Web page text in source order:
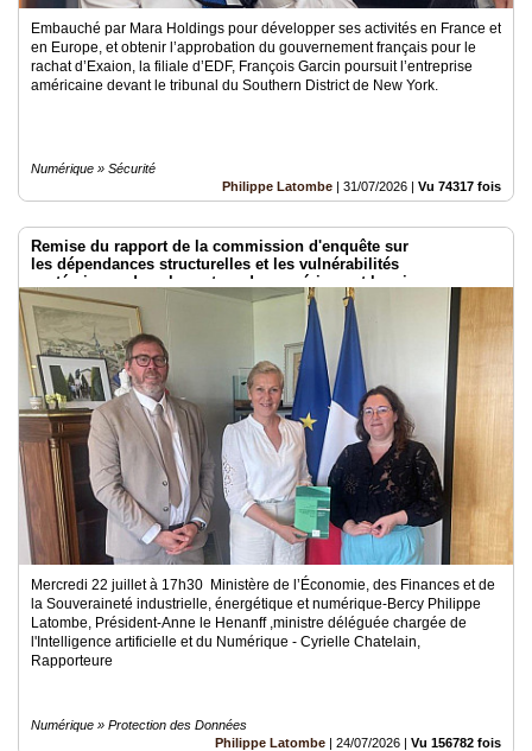
pro
Accès
éditeur
Embauché par Mara Holdings pour développer ses activités en France et
en Europe, et obtenir l’approbation du gouvernement français pour le
rachat d’Exaion, la filiale d’EDF, François Garcin poursuit l’entreprise
américaine devant le tribunal du Southern District de New York.
Numérique » Sécurité
Philippe Latombe | 31/07/2026 | Vu 74317 fois
Remise du rapport de la commission d'enquête sur
les dépendances structurelles et les vulnérabilités
systémiques dans le secteur du numérique et les risques pour
l’indépendance de la France
Mercredi 22 juillet à 17h30 Ministère de l’Économie, des Finances et de
la Souveraineté industrielle, énergétique et numérique-Bercy Philippe
Latombe, Président-Anne le Henanff ,ministre déléguée chargée de
l'Intelligence artificielle et du Numérique - Cyrielle Chatelain,
Rapporteure
Numérique » Protection des Données
Philippe Latombe | 24/07/2026 | Vu 156782 fois